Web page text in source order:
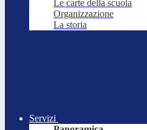
Le carte della scuola
Organizzazione
La storia
Servizi